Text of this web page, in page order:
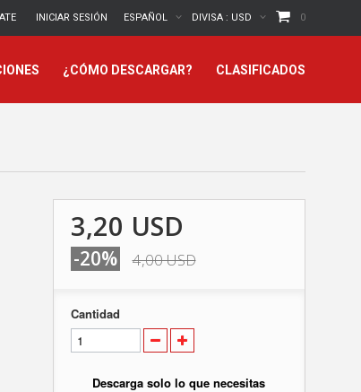
0
DIVISA : USD
ESPAÑOL
INICIAR SESIÓN
¿CÓMO DESCARGAR? CLASIFICADOS
3,20 USD
-20% 4,00 USD
Cantidad
Descarga solo lo que necesitas